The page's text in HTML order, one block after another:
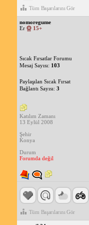
Tüm Başarılarını Gör
nomoregume
Er
15+
Sıcak Fırsatlar Forumu
Mesaj Sayısı: 103
Paylaşılan Sıcak Fırsat
Bağlantı Sayısı: 3
Katılım Zamanı
13 Eylül 2008
Şehir
Konya
Durum
Forumda değil
Tüm Başarılarını Gör